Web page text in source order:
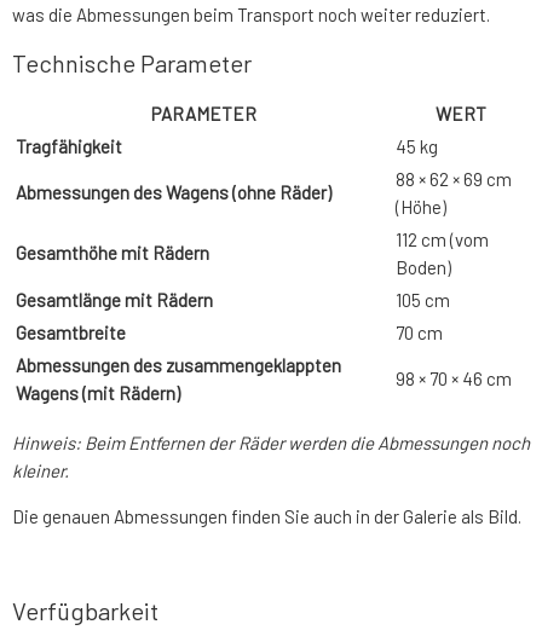
was die Abmessungen beim Transport noch weiter reduziert.
Technische Parameter
PARAMETER
WERT
Tragfähigkeit
45 kg
Abmessungen des Wagens (ohne Räder)
88 × 62 × 69 cm
(Höhe)
Gesamthöhe mit Rädern
112 cm (vom
Boden)
Gesamtlänge mit Rädern
105 cm
Gesamtbreite
70 cm
Abmessungen des zusammengeklappten
Wagens (mit Rädern)
98 × 70 × 46 cm
Hinweis: Beim Entfernen der Räder werden die Abmessungen noch
kleiner.
Die genauen Abmessungen finden Sie auch in der Galerie als Bild.
Verfügbarkeit